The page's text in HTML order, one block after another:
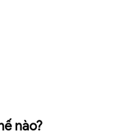
nào?